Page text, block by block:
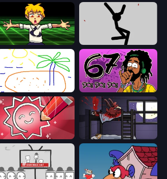
Chainsaw Dance
Skribbl.io 67 Doi Doi
Draw Quiz The Visitor